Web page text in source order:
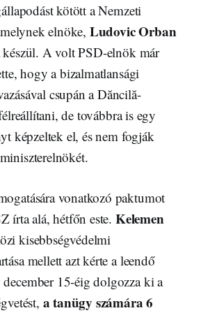
kötött a Nemzeti
elnöke, Ludovic Orban
készül. A volt PSD-elnök már
hogy a bizalmatlansági
csupán a Dăncilă-
de továbbra is egy
képzeltek el, és nem fogják
vonatkozó paktumot
írta alá, hétfőn este. Kelemen
kisebbségvédelmi
mellett azt kérte a leendő
15-éig dolgozza ki a
a tanügy számára 6